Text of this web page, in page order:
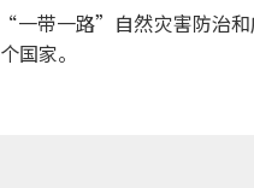
一带一路”自然灾害防治和
国家。